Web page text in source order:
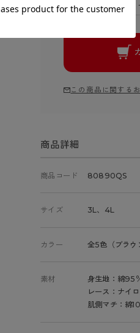
注文数 －
この商品に関する
商品詳細
商品コード 80890QS
サイズ 3L、4L
カラー 全5色（ブラウ
素材
身生地：綿95
レース：ナイ
肌側マチ：綿